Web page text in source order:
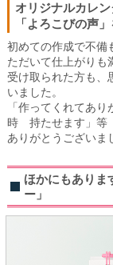
オリジナルカレ
「よろこびの声
初めての作成で不備
ただいて仕上がりも
受け取られた方も、
いました。
「作ってくれてあ
時 持たせます」等
ありがとうございま
ほかにもありま
ー」